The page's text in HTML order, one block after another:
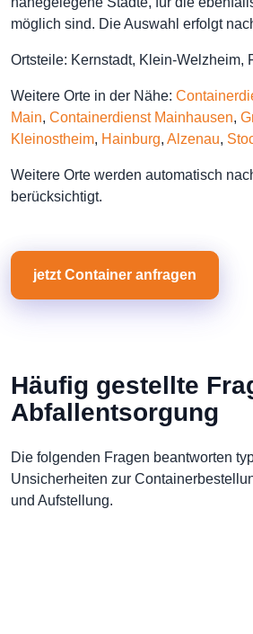
möglich sind. Die Auswahl erfolgt
Ortsteile: Kernstadt, Klein-Welzheim,
Weitere Orte in der Nähe:
Main, Containerdienst Mainhausen,
Kleinostheim, Hainburg, Alzenau,
Weitere Orte werden automatisch
berücksichtigt.
jetzt Container anfragen
Häufig gestellte
Abfallentsorgung
Die folgenden Fragen beantworten
Unsicherheiten zur
und Aufstellung.